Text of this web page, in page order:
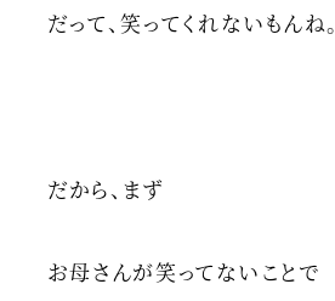
だって、笑ってくれないもんね。
だから、まず
お母さんが笑ってないことで